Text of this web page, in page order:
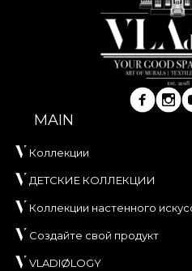
MAIN
Коллекции
ДЕТСКИЕ КОЛЛЕКЦИИ
Коллекции настенного
Создайте свой продукт
VLADIØLOGY